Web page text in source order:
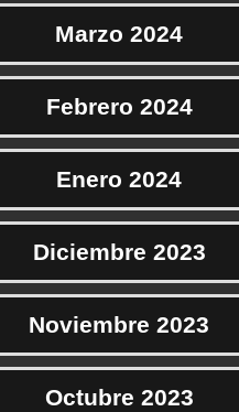
Marzo 2024
Febrero 2024
Enero 2024
Diciembre 2023
Noviembre 2023
Octubre 2023